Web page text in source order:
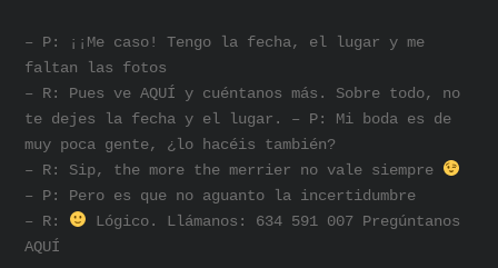
– P: ¡¡Me caso! Tengo la fecha, el lugar y me
faltan las fotos
– R: Pues ve AQUÍ y cuéntanos más. Sobre todo, no
te dejes la fecha y el lugar. – P: Mi boda es de
muy poca gente, ¿lo hacéis también?
– R: Sip, the more the merrier no vale siempre
– P: Pero es que no aguanto la incertidumbre
– R:
Lógico. Llámanos: 634 591 007 Pregúntanos
AQUÍ